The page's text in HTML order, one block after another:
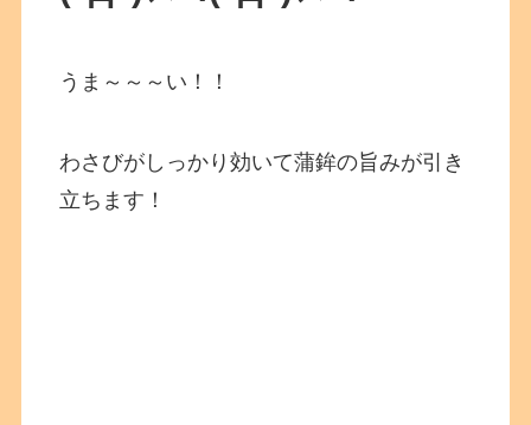
うま～～～い！！
わさびがしっかり効いて蒲鉾の旨みが引き
立ちます！